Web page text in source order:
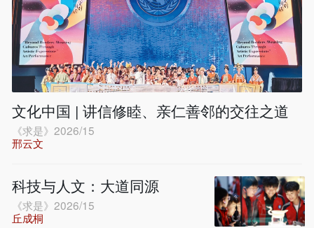
文化中国 | 讲信修睦、亲仁善邻的交往之道
《求是》2026/15
邢云文
科技与人文：大道同源
《求是》2026/15
丘成桐